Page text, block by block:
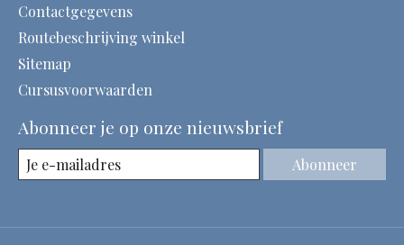
Contactgegevens
Routebeschrijving winkel
Sitemap
Cursusvoorwaarden
Abonneer je op onze nieuwsbrief
Abonneer